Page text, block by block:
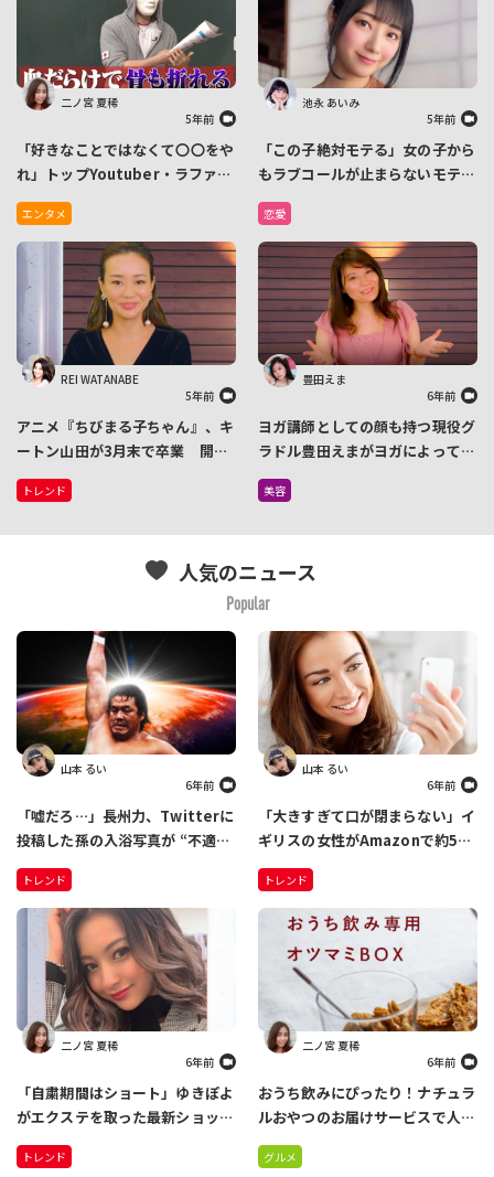
二ノ宮 夏稀
5年前
「好きなことではなくて〇〇をや
れ」トップYoutuber・ラファエ
ルが “成功の秘訣” を告白
エンタメ
池永 あいみ
5年前
「この子絶対モテる」女の子から
もラブコールが止まらないモテ子
の特徴教えます。
恋愛
REI WATANABE
5年前
アニメ『ちびまる子ちゃん』、キ
ートン山田が3月末で卒業 開始
から約31年間ナレーションを務
める
トレンド
豊田えま
6年前
ヨガ講師としての顔も持つ現役グ
ラドル豊田えまがヨガによって得
られた健康的なメリットを紹介し
ます！
美容
人気のニュース
Popular
山本 るい
6年前
「嘘だろ…」長州力、Twitterに
投稿した孫の入浴写真が “不適切
表現” で削除 さらには、ハッシ
ュタグを間違えて…
トレンド
山本 るい
6年前
「大きすぎて口が閉まらない」イ
ギリスの女性がAmazonで約500
円で購入した人工歯をつけたら…
全世界の人に笑いを届ける結果に
トレンド
二ノ宮 夏稀
6年前
「自粛期間はショート」ゆきぽよ
がエクステを取った最新ショット
を公開 こっちのほうがいい！と
絶賛の声
トレンド
二ノ宮 夏稀
6年前
おうち飲みにぴったり！ナチュラ
ルおやつのお届けサービスで人気
のスナックミーからワインに合う
『オツマミー』が発売
グルメ